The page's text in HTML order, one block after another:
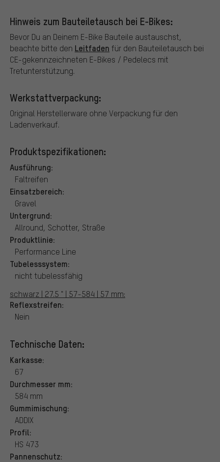
Hinweis zum Bauteiletausch bei E-Bikes:
Bevor Du an Deinem E-Bike Bauteile austauschst,
beachte bitte den Leitfaden für den Bauteiletausch bei
CE-gekennzeichneten E-Bikes / Pedelecs mit
Tretunterstützung.
Werkstattverpackung:
Original Herstellerware ohne Verpackung für den
Ladenverkauf.
Produktspezifikationen:
Ausführung:
Faltreifen
Einsatzbereich:
Gravel
Untergrund:
Allround, Schotter, Straße
Produktlinie:
Performance Line
Tubelesssystem:
nicht tubelessfähig
schwarz | 27.5 " | 57-584 | 57 mm:
Reflexstreifen:
Nein
Technische Daten:
Karkasse:
67
Durchmesser mm:
584 mm
Gummimischung:
ADDIX
Profil:
HS 473
Pannenschutz: